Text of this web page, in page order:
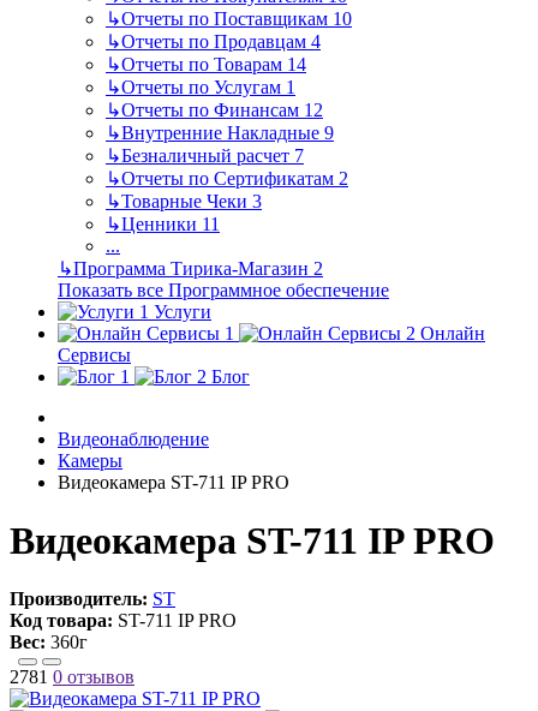
↳Отчеты по Поставщикам 10
↳Отчеты по Продавцам 4
↳Отчеты по Товарам 14
↳Отчеты по Услугам 1
↳Отчеты по Финансам 12
↳Внутренние Накладные 9
↳Безналичный расчет 7
↳Отчеты по Сертификатам 2
↳Товарные Чеки 3
↳Ценники 11
...
↳Программа Тирика-Магазин 2
Показать все Программное обеспечение
Услуги
Онлайн
Сервисы
Блог
Видеонаблюдение
Камеры
Видеокамера ST-711 IP PRO
Видеокамера ST-711 IP PRO
Производитель: ST
Код товара: ST-711 IP PRO
Вес: 360г
2781 0 отзывов